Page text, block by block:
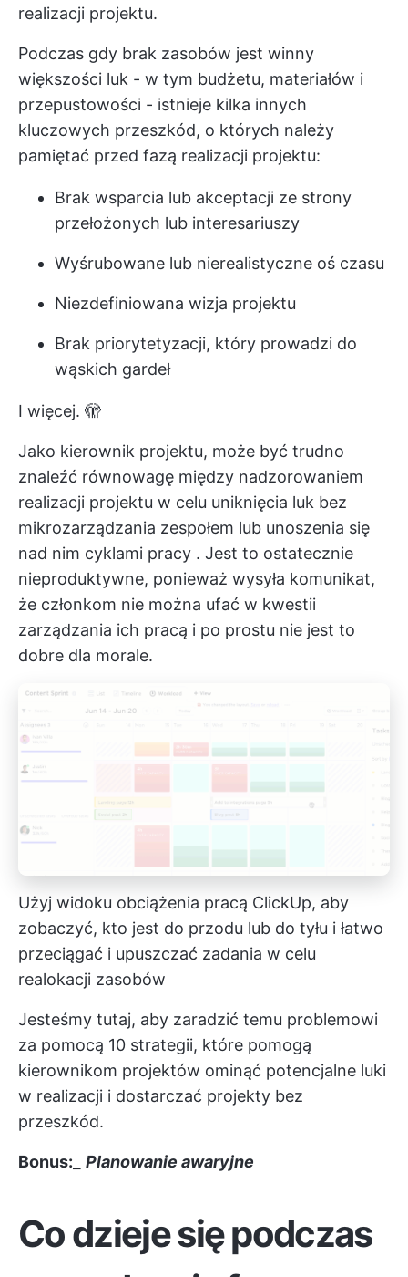
realizacji projektu.
Podczas gdy brak zasobów jest winny
większości luk - w tym budżetu, materiałów i
przepustowości - istnieje kilka innych
kluczowych przeszkód, o których należy
pamiętać przed fazą realizacji projektu:
Brak wsparcia lub akceptacji ze strony
przełożonych lub interesariuszy
Wyśrubowane lub nierealistyczne oś czasu
Niezdefiniowana wizja projektu
Brak priorytetyzacji, który prowadzi do
wąskich gardeł
I więcej. 🫣
Jako kierownik projektu, może być trudno
znaleźć równowagę między nadzorowaniem
realizacji projektu w celu uniknięcia luk bez
mikrozarządzania zespołem lub unoszenia się
nad nim cyklami pracy . Jest to ostatecznie
nieproduktywne, ponieważ wysyła komunikat,
że członkom nie można ufać w kwestii
zarządzania ich pracą i po prostu nie jest to
dobre dla morale.
Użyj widoku obciążenia pracą ClickUp, aby
zobaczyć, kto jest do przodu lub do tyłu i łatwo
przeciągać i upuszczać zadania w celu
realokacji zasobów
Jesteśmy tutaj, aby zaradzić temu problemowi
za pomocą 10 strategii, które pomogą
kierownikom projektów ominąć potencjalne luki
w realizacji i dostarczać projekty bez
przeszkód.
Bonus:_ Planowanie awaryjne
Co dzieje się podczas